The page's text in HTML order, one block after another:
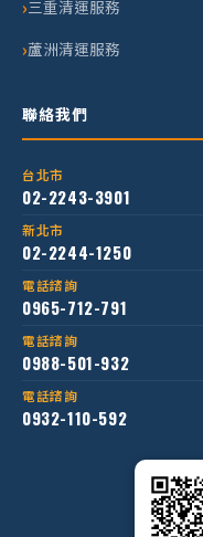
三重清運服務
蘆洲清運服務
聯絡我們
台北市
02-2243-3901
新北市
02-2244-1250
電話諮詢
0965-712-791
電話諮詢
0988-501-932
電話諮詢
0932-110-592